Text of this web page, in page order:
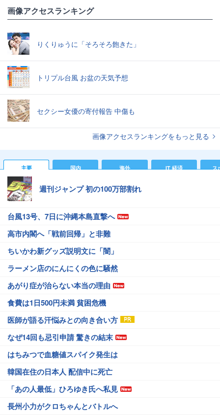
画像アクセスランキング
りくりゅうに「そろそろ飽きた」
トリプル台風 お盆の天気予想
セクシー女優の寄付報告 中傷も
画像アクセスランキングをもっと見る
主要 国内 海外 IT 経済 ス
週刊ジャンプ 初の100万部割れ
台風13号、7日に沖縄本島直撃へ
高市内閣へ「戦前回帰」と非難
ちいかわ新グッズ説明文に「闇」
ラーメン店のにんにくの色に騒然
あがり症が治らない本当の理由
食費は1日500円未満 貧困危機
医師が語る汗悩みとの向き合い方
なぜ14回も忌引申請 驚きの結末
はちみつで血糖値スパイク発生は
韓国在住の日本人 配信中に死亡
「あの人最低」ひろゆき氏へ私見
長州小力がクロちゃんとバトルへ